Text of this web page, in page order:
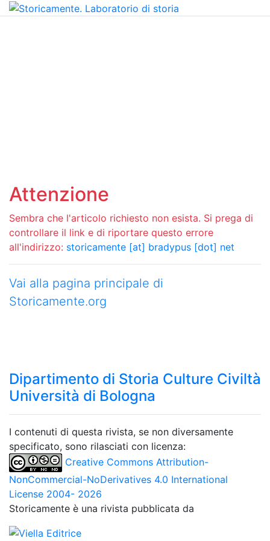
Attenzione
Sembra che l'articolo richiesto non esista. Si prega di
controllare il link e di riportare questo errore
all'indirizzo: storicamente [at] bradypus [dot] net
Vai alla pagina principale di
Storicamente.org
Dipartimento di Storia Culture Civiltà
Università di Bologna
I contenuti di questa rivista, se non diversamente
specificato, sono rilasciati con licenza:
Creative Commons Attribution-
NonCommercial-NoDerivatives 4.0 International
License 2004- 2026
Storicamente è una rivista pubblicata da